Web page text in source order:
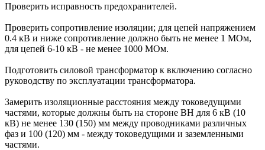
Проверить исправность предохранителей.
Проверить сопротивление изоляции; для цепей напряжением
0.4 кВ и ниже сопротивление должно быть не менее 1 МОм,
для цепей 6-10 кВ - не менее 1000 МОм.
Подготовить силовой трансформатор к включению согласно
руководству по эксплуатации трансформатора.
Замерить изоляционные расстояния между токоведущими
частями, которые должны быть на стороне ВН для 6 кВ (10
кВ) не менее 130 (150) мм между проводниками различных
фаз и 100 (120) мм - между токоведущими и заземленными
частями.